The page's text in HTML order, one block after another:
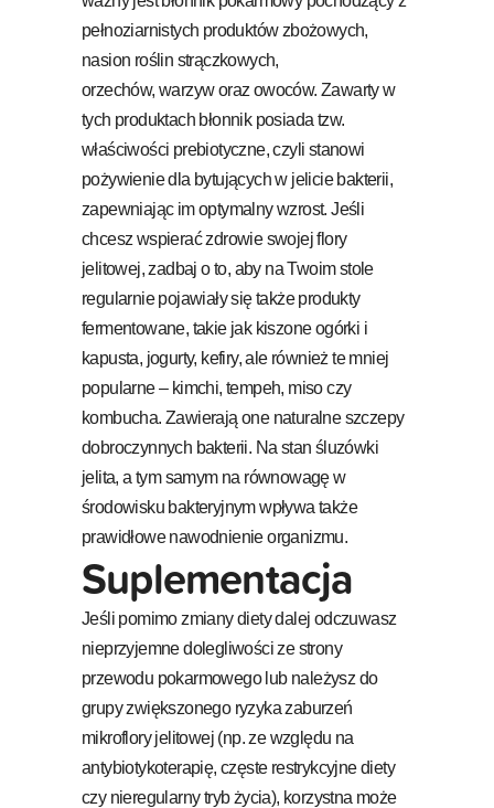
pełnoziarnistych produktów zbożowych,
nasion roślin strączkowych,
orzechów, warzyw oraz owoców. Zawarty w
tych produktach błonnik posiada tzw.
właściwości prebiotyczne, czyli stanowi
pożywienie dla bytujących w jelicie bakterii,
zapewniając im optymalny wzrost. Jeśli
chcesz wspierać zdrowie swojej flory
jelitowej, zadbaj o to, aby na Twoim stole
regularnie pojawiały się także produkty
fermentowane, takie jak kiszone ogórki i
kapusta, jogurty, kefiry, ale również te mniej
popularne – kimchi, tempeh, miso czy
kombucha. Zawierają one naturalne szczepy
dobroczynnych bakterii. Na stan śluzówki
jelita, a tym samym na równowagę w
środowisku bakteryjnym wpływa także
prawidłowe nawodnienie organizmu.
Suplementacja
Jeśli pomimo zmiany diety dalej odczuwasz
nieprzyjemne dolegliwości ze strony
przewodu pokarmowego lub należysz do
grupy zwiększonego ryzyka zaburzeń
mikroflory jelitowej (np. ze względu na
antybiotykoterapię, częste restrykcyjne diety
czy nieregularny tryb życia), korzystna może